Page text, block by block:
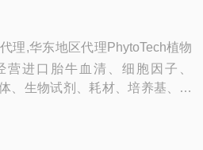
理,华东地区代理PhytoTech植物
营进口胎牛血清、细胞因子、
、生物试剂、耗材、培养基、一